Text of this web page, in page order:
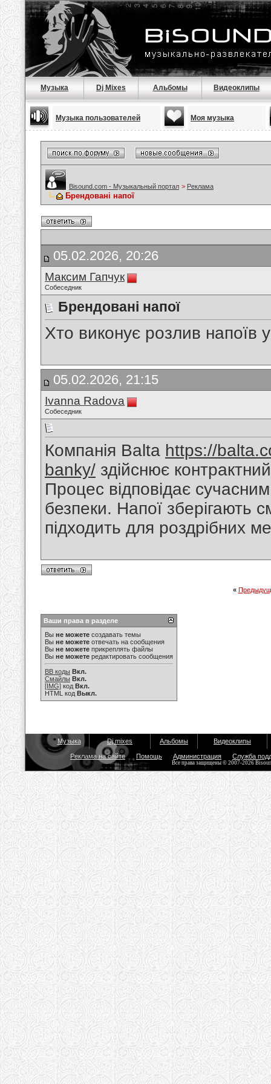
Музыка Dj Mixes Альбомы Видеоклипы
Музыка пользователей Моя музыка
Bisound.com - Музыкальный портал > Реклама
Брендовані напої
05.02.2026, 20:26
Максим Гапчук
Собеседник
Брендовані напої
Хто виконує розлив напоїв
05.02.2026, 21:15
Ivanna Radova
Собеседник
Компанія Balta https://
banky/ здійснює
Процес відповідає
безпеки. Напої зберігають
підходить для роздрібних
«
Ваши права в разделе
Вы не можете создавать темы
Вы не можете отвечать на сообщения
Вы не можете прикреплять файлы
Вы не можете редактировать сообщения
BB коды Вкл.
Смайлы Вкл.
[IMG] код Вкл.
HTML код Выкл.
Музыка Dj mixes Альбомы Видеоклипы
Реклама на сайте Помощь Администрация Служба
Все права защищены © 2007-2026